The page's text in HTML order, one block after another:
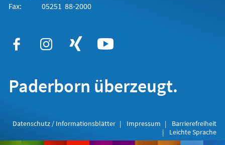
Fax:
05251 88-2000
Paderborn überzeugt.
Datenschutz / Informationsblätter Impressum
Barrierefreiheit
Leichte Sprache